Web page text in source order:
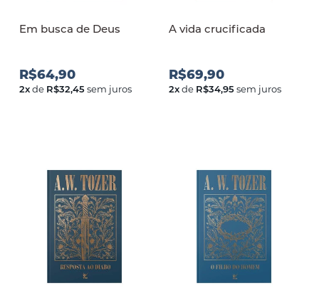
Em busca de Deus
R$64,90
2xde R$32,45sem juros
A vida crucificada
R$69,90
2xde R$34,95sem juros